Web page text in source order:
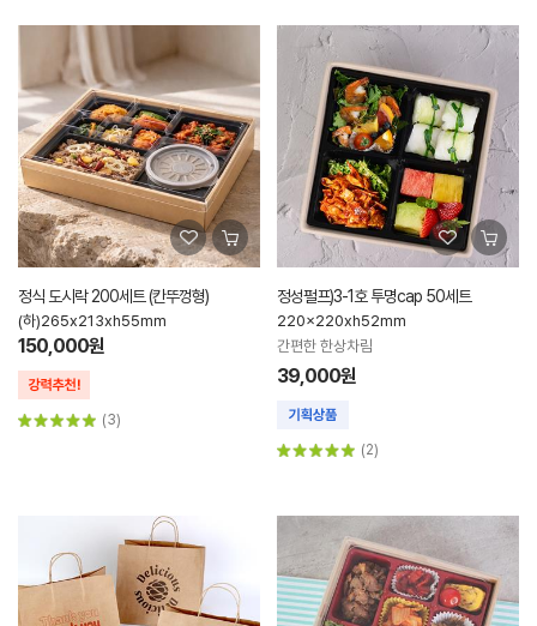
정식 도시락 200세트 (칸뚜껑형)
(하)265x213xh55mm
150,000원
(3)
정성펄프)3-1호 투명cap 50세트
220x220xh52mm
간편한 한상차림
39,000원
(2)